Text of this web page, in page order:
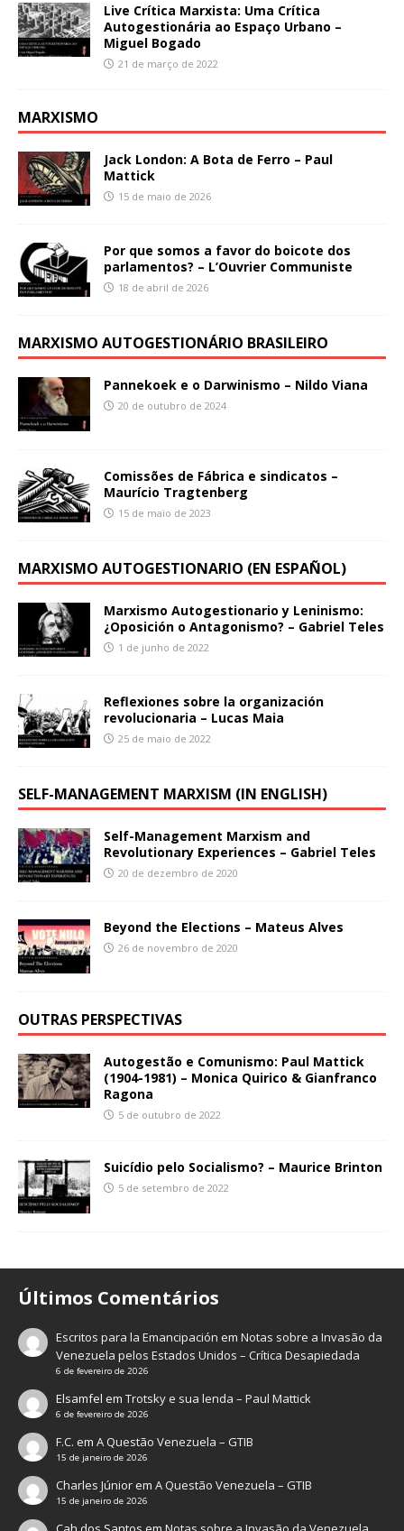
Live Crítica Marxista: Uma Crítica
Autogestionária ao Espaço Urbano –
Miguel Bogado
21 de março de 2022
MARXISMO
Jack London: A Bota de Ferro – Paul
Mattick
15 de maio de 2026
Por que somos a favor do boicote dos
parlamentos? – L’Ouvrier Communiste
18 de abril de 2026
MARXISMO AUTOGESTIONÁRIO BRASILEIRO
Pannekoek e o Darwinismo – Nildo Viana
20 de outubro de 2024
Comissões de Fábrica e sindicatos –
Maurício Tragtenberg
15 de maio de 2023
MARXISMO AUTOGESTIONARIO (EN ESPAÑOL)
Marxismo Autogestionario y Leninismo:
¿Oposición o Antagonismo? – Gabriel Teles
1 de junho de 2022
Reflexiones sobre la organización
revolucionaria – Lucas Maia
25 de maio de 2022
SELF-MANAGEMENT MARXISM (IN ENGLISH)
Self-Management Marxism and
Revolutionary Experiences – Gabriel Teles
20 de dezembro de 2020
Beyond the Elections – Mateus Alves
26 de novembro de 2020
OUTRAS PERSPECTIVAS
Autogestão e Comunismo: Paul Mattick
(1904-1981) – Monica Quirico & Gianfranco
Ragona
5 de outubro de 2022
Suicídio pelo Socialismo? – Maurice Brinton
5 de setembro de 2022
Últimos Comentários
Escritos para la Emancipación emNotas sobre a Invasão da
Venezuela pelos Estados Unidos – Crítica Desapiedada
6 de fevereiro de 2026
Elsamfel emTrotsky e sua lenda – Paul Mattick
6 de fevereiro de 2026
F.C. emA Questão Venezuela – GTIB
15 de janeiro de 2026
Charles JúnioremA Questão Venezuela – GTIB
15 de janeiro de 2026